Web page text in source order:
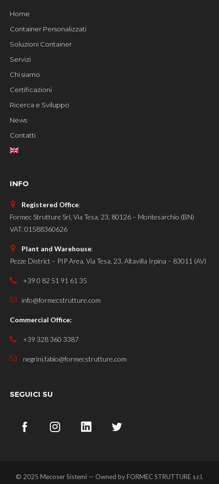
Home
Container Personalizzati
Soluzioni Container
Servizi
Chi siamo
Certificazioni
Ricerca e Sviluppo
News
Contatti
INFO
Registered Office:
Formec Strutture Srl, Via Tesa, 23, 80126 – Montesarchio (BN)
VAT: 01588360626
Plant and Warehouse:
Pezze District – PIP Area, Via Tesa, 23, Altavilla Irpina – 83011 (AV)
+39 0 82 51 91 61 35
info@formecstrutture.com
Commercial Office:
+39 328 360 3387
negrini.fabio@formecstrutture.com
SEGUICI SU
© 2025 Mecoser Sistemi — Owned byFORMEC STRUTTURE s.r.l.